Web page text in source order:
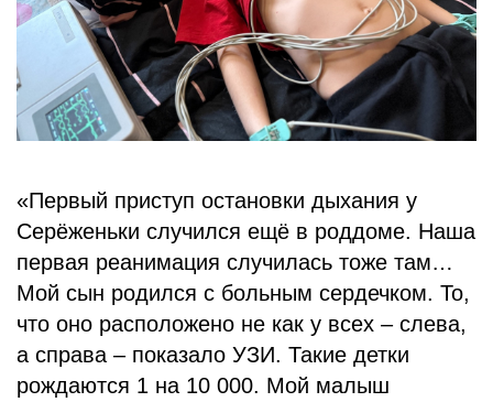
«Первый приступ остановки дыхания у
Серёженьки случился ещё в роддоме. Наша
первая реанимация случилась тоже там…
Мой сын родился с больным сердечком. То,
что оно расположено не как у всех – слева,
а справа – показало УЗИ. Такие детки
рождаются 1 на 10 000. Мой малыш